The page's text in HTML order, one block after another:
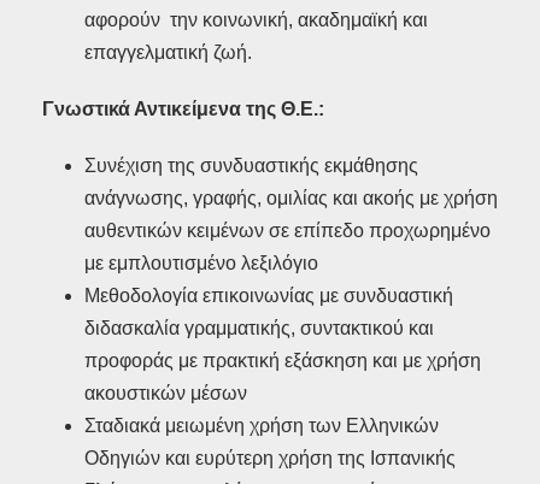
αφορούν την κοινωνική, ακαδημαϊκή και
επαγγελματική ζωή.
Γνωστικά Αντικείμενα της Θ.Ε.:
Συνέχιση της συνδυαστικής εκμάθησης
ανάγνωσης, γραφής, ομιλίας και ακοής με χρήση
αυθεντικών κειμένων σε επίπεδο προχωρημένο
με εμπλουτισμένο λεξιλόγιο
Μεθοδολογία επικοινωνίας με συνδυαστική
διδασκαλία γραμματικής, συντακτικού και
προφοράς με πρακτική εξάσκηση και με χρήση
ακουστικών μέσων
Σταδιακά μειωμένη χρήση των Ελληνικών
Οδηγιών και ευρύτερη χρήση της Ισπανικής